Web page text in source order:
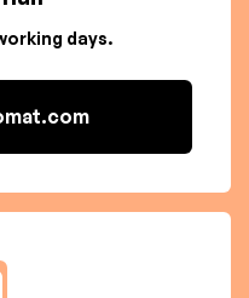
days.